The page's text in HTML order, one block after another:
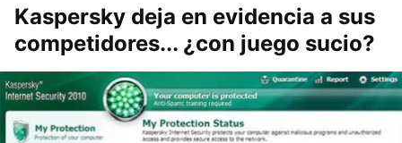
Kaspersky deja en evidencia a sus
competidores... ¿con juego sucio?